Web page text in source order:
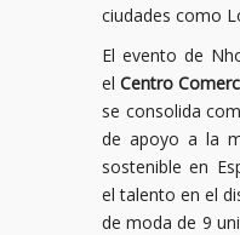
ciudades como
El evento de
elCentro
se consolida
de apoyo a la
sostenible en
el talento en el
de moda de 9